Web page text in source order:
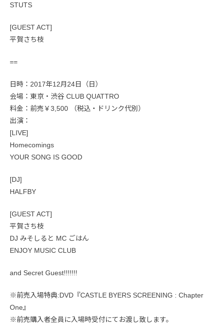
STUTS
[GUEST ACT]
平賀さち枝
==
日時：2017年12月24日（日）
会場：東京・渋谷 CLUB QUATTRO
料金：前売￥3,500 （税込・ドリンク代別）
出演：
[LIVE]
Homecomings
YOUR SONG IS GOOD
[DJ]
HALFBY
[GUEST ACT]
平賀さち枝
DJ みそしると MC ごはん
ENJOY MUSIC CLUB
and Secret Guest!!!!!!!
※前売入場特典:DVD『CASTLE BYERS SCREENING : Chapter
One』
※前売購入者全員に入場時受付にてお渡し致します。